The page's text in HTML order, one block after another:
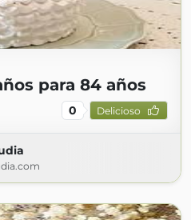
para 84 años
0 Delicioso